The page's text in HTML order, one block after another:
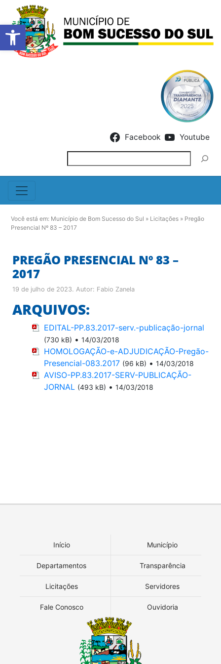
Barra de Ferramentas
Facebook Youtube
Você está em: Município de Bom Sucesso do Sul » Licitações » Pregão
Presencial Nº 83 – 2017
PREGÃO PRESENCIAL Nº 83 –
2017
19 de julho de 2023. Autor: Fabio Zanela
ARQUIVOS:
EDITAL-PP.83.2017-serv.-publicação-jornal
(730 kB) • 14/03/2018
HOMOLOGAÇÃO-e-ADJUDICAÇÃO-Pregão-
Presencial-083.2017 (96 kB) • 14/03/2018
AVISO-PP.83.2017-SERV-PUBLICAÇÃO-
JORNAL (493 kB) • 14/03/2018
Início Município
Departamentos Transparência
Licitações Servidores
Fale Conosco Ouvidoria